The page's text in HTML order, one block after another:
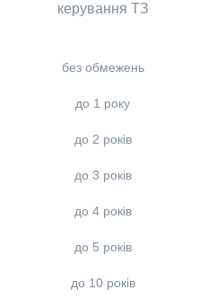
керування ТЗ
без обмежень
до 1 року
до 2 років
до 3 років
до 4 років
до 5 років
до 10 років